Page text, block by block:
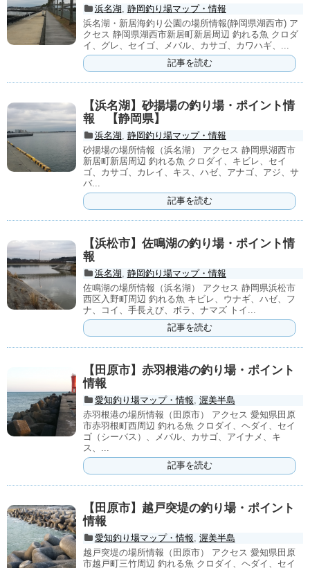
浜名湖, 静岡釣り場マップ・情報
浜名湖・新居海釣り公園の場所情報(静岡県湖西市) ア
クセス 静岡県湖西市新居町新居周辺 釣れる魚 クロダ
イ、グレ、セイゴ、メバル、カサゴ、カワハギ、...
記事を読む
【浜名湖】砂揚場の釣り場・ポイント情
報 【静岡県】
浜名湖, 静岡釣り場マップ・情報
砂揚場の場所情報（浜名湖） アクセス 静岡県湖西市
新居町新居周辺 釣れる魚 クロダイ、キビレ、セイ
ゴ、カサゴ、カレイ、キス、ハゼ、アナゴ、アジ、サ
バ...
記事を読む
【浜松市】佐鳴湖の釣り場・ポイント情
報
浜名湖, 静岡釣り場マップ・情報
佐鳴湖の場所情報（浜名湖） アクセス 静岡県浜松市
西区入野町周辺 釣れる魚 キビレ、ウナギ、ハゼ、フ
ナ、コイ、手長えび、ボラ、ナマズ トイ...
記事を読む
【田原市】赤羽根港の釣り場・ポイント
情報
愛知釣り場マップ・情報, 渥美半島
赤羽根港の場所情報（田原市） アクセス 愛知県田原
市赤羽根町西周辺 釣れる魚 クロダイ、ヘダイ、セイ
ゴ（シーバス）、メバル、カサゴ、アイナメ、キ
ス、...
記事を読む
【田原市】越戸突堤の釣り場・ポイント
情報
愛知釣り場マップ・情報, 渥美半島
越戸突堤の場所情報（田原市） アクセス 愛知県田原
市越戸町三竹周辺 釣れる魚 クロダイ、ヘダイ、セイ